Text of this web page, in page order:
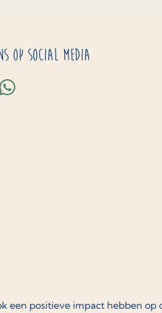
op social media
een positieve impact hebben op